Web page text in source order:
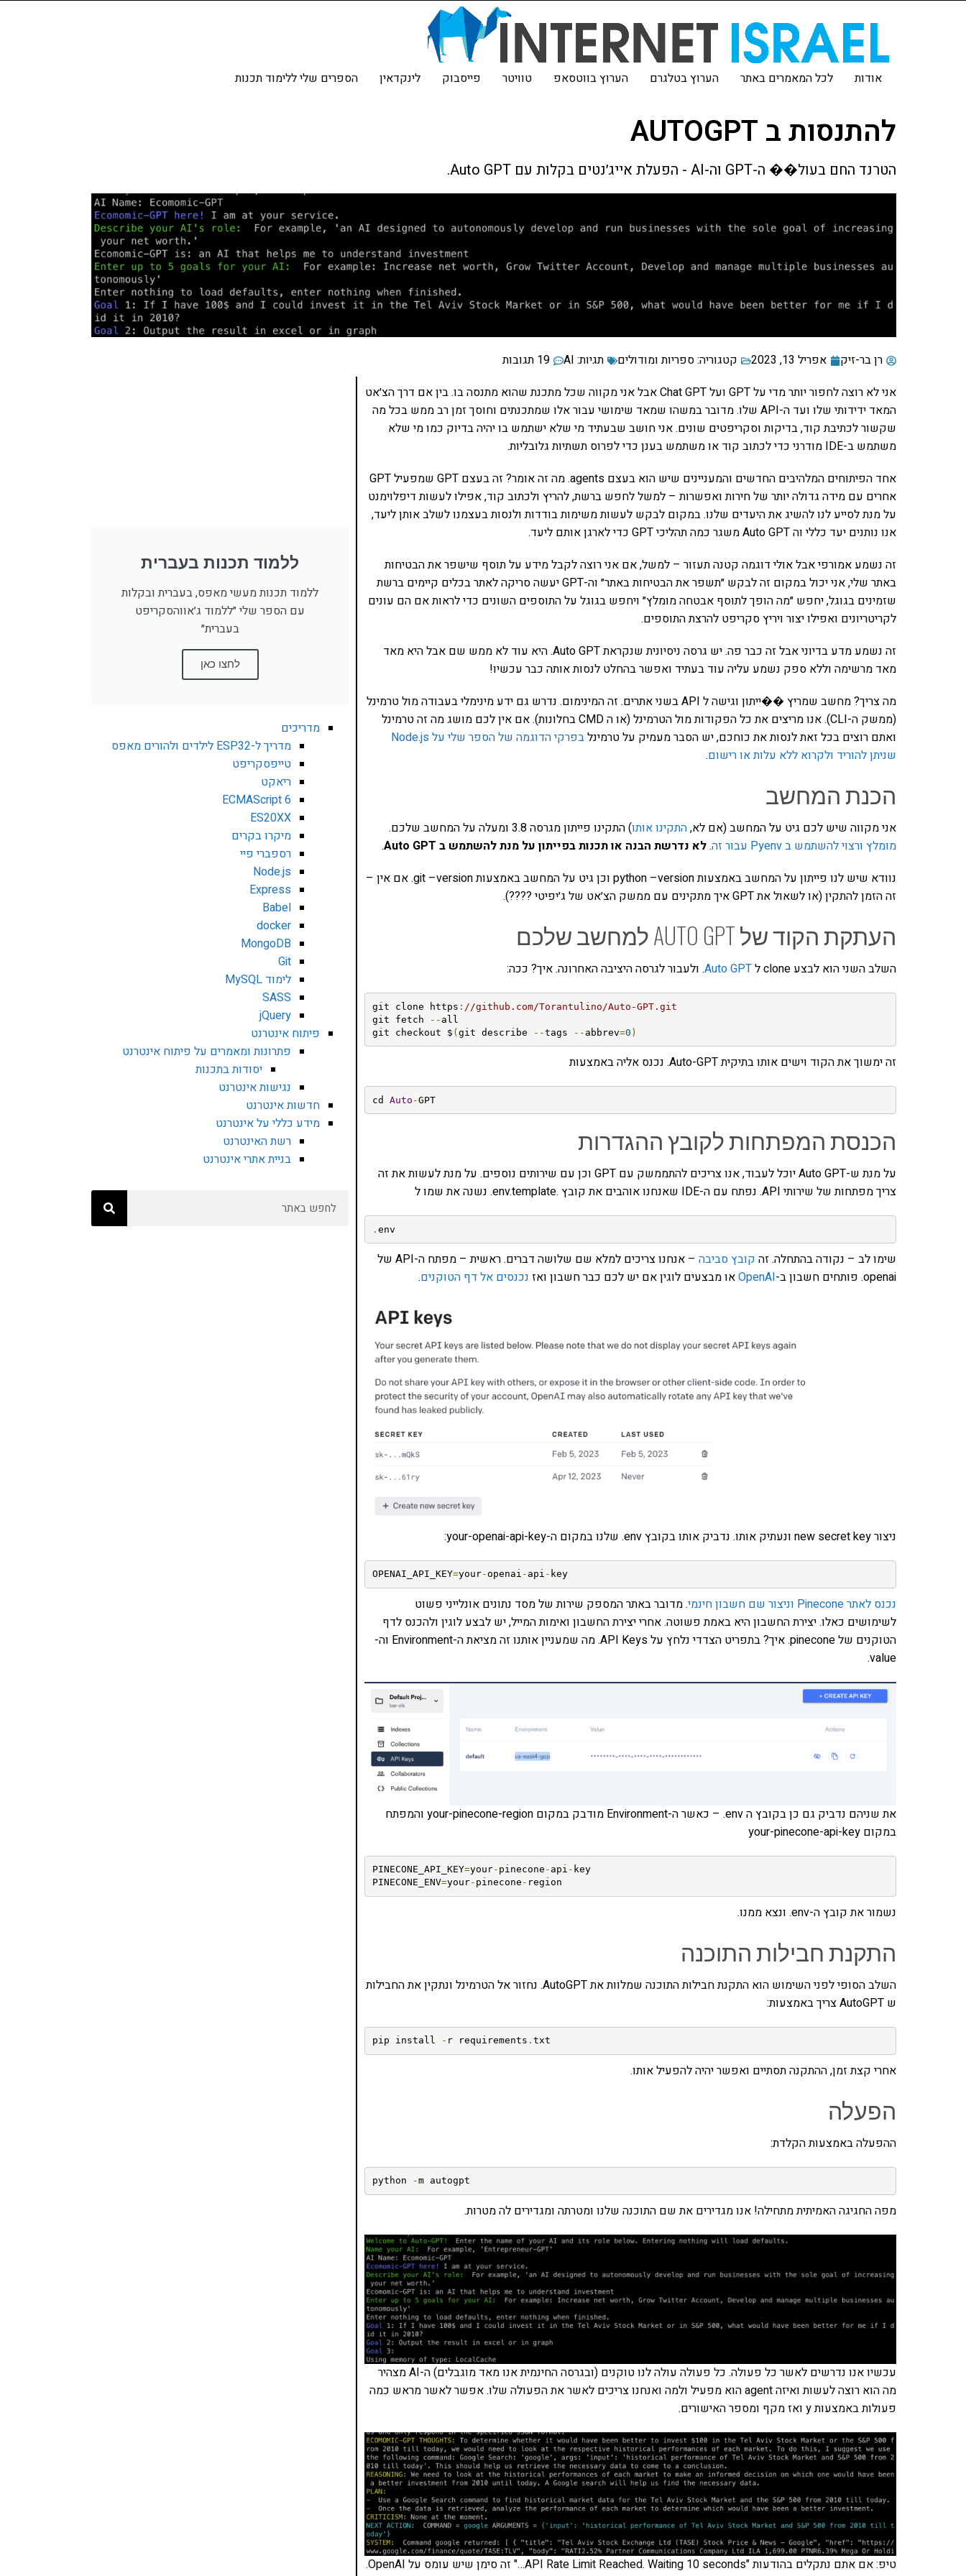
אודות לכל המאמרים באתר הערוץ בטלגרם הערוץ בווטסאפ טוויטר פייסבוק לינקדאין הספרים שלי ללימוד תכנות
להתנסות ב AUTOGPT
הטרנד החם בעול�� ה-GPT וה-AI - הפעלת אייג׳נטים בקלות עם Auto GPT.
רן בר-זיק אפריל 13, 2023 קטגוריה:ספריות ומודולים תגיות: AI
19 תגובות
אני לא רוצה לחפור יותר מדי על GPT ועל Chat GPT אבל אני מקווה שכל מתכנת שהוא מתנסה בו. בין אם דרך הצ׳אט
המאד ידידותי שלו ועד ה-API שלו. מדובר במשהו שמאד שימושי עבור אלו שמתכנתים וחוסך זמן רב ממש בכל מה
שקשור לכתיבת קוד, בדיקות וסקריפטים שונים. אני חושב שבעתיד מי שלא ישתמש בו יהיה בדיוק כמו מי שלא
משתמש ב-IDE מודרני כדי לכתוב קוד או משתמש בענן כדי לפרוס תשתיות גלובליות.
אחד הפיתוחים המלהיבים החדשים והמעניינים שיש הוא בעצם agents. מה זה אומר? זה בעצם GPT שמפעיל GPT
אחרים עם מידה גדולה יותר של חירות ואפשרות – למשל לחפש ברשת, להריץ ולכתוב קוד, אפילו לעשות דיפלוימנט
על מנת לסייע לנו להשיג את היעדים שלנו. במקום לבקש לעשות משימות בודדות ולנסות בעצמנו לשלב אותן ליעד,
אנו נותנים יעד כללי וה Auto GPT משגר כמה תהליכי GPT כדי לארגן אותם ליעד.
זה נשמע אמורפי אבל אולי דוגמה קטנה תעזור – למשל, אם אני רוצה לקבל מידע על תוסף שישפר את הבטיחות
באתר שלי, אני יכול במקום זה לבקש ״תשפר את הבטיחות באתר״ וה-GPT יעשה סריקה לאתר בכלים קיימים ברשת
שזמינים בגוגל, יחפש ״מה הופך לתוסף אבטחה מומלץ״ ויחפש בגוגל על התוספים השונים כדי לראות אם הם עונים
לקריטריונים ואפילו יצור ויריץ סקריפט להרצת התוספים.
זה נשמע מדע בדיוני אבל זה כבר פה. יש גרסה ניסיונית שנקראת Auto GPT. היא עוד לא ממש שם אבל היא מאד
מאד מרשימה וללא ספק נשמע עליה עוד בעתיד ואפשר בהחלט לנסות אותה כבר עכשיו!
מה צריך? מחשב שמריץ ��ייתון וגישה ל API בשני אתרים. זה המינימום. נדרש גם ידע מינימלי בעבודה מול טרמינל
(ממשק ה-CLI). אנו מריצים את כל הפקודות מול הטרמינל (או ה CMD בחלונות). אם אין לכם מושג מה זה טרמינל
ואתם רוצים בכל זאת לנסות את כוחכם, יש הסבר מעמיק על טרמינל
בפרקי הדוגמה של הספר שלי על Node.js
שניתן להוריד ולקרוא ללא עלות או רישום.
הכנת המחשב
אני מקווה שיש לכם גיט על המחשב (אם לא,התקינו אותו) התקינו פייתון מגרסה 3.8 ומעלה על המחשב שלכם.
מומלץ ורצוי להשתמש ב Pyenv עבור זה
.לא נדרשת הבנה או תכנות בפייתון על מנת להשתמש ב Auto GPT
.
נוודא שיש לנו פייתון על המחשב באמצעות python –version וכן גיט על המחשב באמצעות git –version. אם אין –
זה הזמן להתקין (או לשאול את GPT איך מתקינים עם ממשק הצ׳אט של ג׳יפיטי ????).
העתקת הקוד של AUTO GPT למחשב שלכם
השלב השני הוא לבצע clone ל Auto GPT. ולעבור לגרסה היציבה האחרונה. איך? ככה:
git clone https : //github.com/Torantulino/Auto-GPT.git
git fetch
-- all
git checkout $ (git describe --tags -- abbrev=0 )
זה ימשוך את הקוד וישים אותו בתיקית Auto-GPT. נכנס אליה באמצעות
cd Auto -GPT
הכנסת המפתחות לקובץ ההגדרות
על מנת ש-Auto GPT יוכל לעבוד, אנו צריכים להתממשק עם GPT וכן עם שירותים נוספים. על מנת לעשות את זה
צריך מפתחות של שירותי API. נפתח עם ה-IDE שאנחנו אוהבים את קובץ .env.template. נשנה את שמו ל
. env
שימו לב – נקודה בהתחלה. זה קובץ סביבה
– אנחנו צריכים למלא שם שלושה דברים. ראשית – מפתח ה-API של
openai. פותחים חשבון ב-
OpenAIאו מבצעים לוגין אם יש לכם כבר חשבון ואז נכנסים אל דף הטוקנים.
ניצור new secret key ונעתיק אותו. נדביק אותו בקובץ env. שלנו במקום ה-your-openai-api-key:
OPENAI_API_KEY=your- openai - api - key
נכנס לאתר Pinecone וניצור שם חשבון חינמי
. מדובר באתר המספק שירות של מסד נתונים אונלייני פשוט
לשימושים כאלו. יצירת החשבון היא באמת פשוטה. אחרי יצירת החשבון ואימות המייל, יש לבצע לוגין ולהכנס לדף
הטוקנים של pinecone. איך? בתפריט הצדדי נלחץ על API Keys. מה שמעניין אותנו זה מציאת ה-Environment וה-
value.
את שניהם נדביק גם כן בקובץ ה env. – כאשר ה-Environment מודבק במקום your-pinecone-region והמפתח
במקום your-pinecone-api-key
PINECONE_API_KEY=your- pinecone - api - key
PINECONE_ENV=your- pinecone - region
נשמור את קובץ ה-env. ונצא ממנו.
התקנת חבילות התוכנה
השלב הסופי לפני השימוש הוא התקנת חבילות התוכנה שמלוות את AutoGPT. נחזור אל הטרמינל ונתקין את החבילות
ש AutoGPT צריך באמצעות:
pip install - r requirements . txt
אחרי קצת זמן, ההתקנה תסתיים ואפשר יהיה להפעיל אותו.
הפעלה
ההפעלה באמצעות הקלדת:
python -m autogpt
מפה החגיגה האמיתית מתחילה! אנו מגדירים את שם התוכנה שלנו ומטרתה ומגדירים לה מטרות.
עכשיו אנו נדרשים לאשר כל פעולה. כל פעולה עולה לנו טוקנים (ובגרסה החינמית אנו מאד מוגבלים) ה-AI מצהיר
מה הוא רוצה לעשות ואיזה agent הוא מפעיל ולמה ואנחנו צריכים לאשר את הפעולה שלו. אפשר לאשר מראש כמה
פעולות באמצעות y ואז מקף ומספר האישורים.
טיפ: אם אתם נתקלים בהודעות "API Rate Limit Reached. Waiting 10 seconds…" זה סימן שיש עומס על OpenAI.
ללמוד תכנות בעברית
ללמוד תכנות מעשי מאפס, בעברית ובקלות
עם הספר שלי ״ללמוד ג׳אווהסקריפט
בעברית״
לחצו כאן
מדריכים
מדריך ל-ESP32 לילדים ולהורים מאפס
טייפסקריפט
ריאקט
ECMAScript 6
ES20XX
מיקרו בקרים
רספברי פיי
Node.js
Express
Babel
docker
MongoDB
Git
לימוד MySQL
SASS
jQuery
פיתוח אינטרנט
פתרונות ומאמרים על פיתוח אינטרנט
יסודות בתכנות
נגישות אינטרנט
חדשות אינטרנט
מידע כללי על אינטרנט
רשת האינטרנט
בניית אתרי אינטרנט